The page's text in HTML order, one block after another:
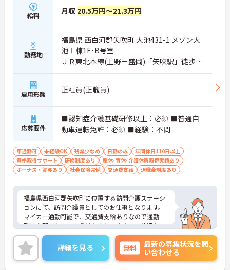
給料 月収 20.5万円～21.3万円
勤務地
福島県 西白河郡矢吹町 大池431-1 メゾン大
池Ⅰ棟1F･B号室
ＪＲ東北本線(上野－盛岡)「矢吹駅」徒歩11
分
雇用形態 正社員(正職員)
応募要件
■認知症介護基礎研修以上：必須 ■普通自
動車運転免許：必須 ■経験：不問
車通勤可 未経験OK 残業少なめ 日勤のみ
年間休日110日以上
資格取得サポート
研修制度あり
産休･育休･介護休暇取得実績あり
ボーナス・賞与あり
社会保険完備 交通費支給 退職金制度あり
福島県西白河郡矢吹町に位置する訪問介護ステーシ
ョンにて、訪問介護員としてのお仕事となります。
マイカー通勤可能で、交通費支給ありなので通勤の
際は心配いりません◎賞与ありの充実した待遇なの
で、とてもやりがいのあるお仕事です♪
ご興味ある方は面接ポイントをお伝えしますので、
お気軽にお問い合わせください♪
詳細を見る 無料
最新の募集状況を問
い合わせる